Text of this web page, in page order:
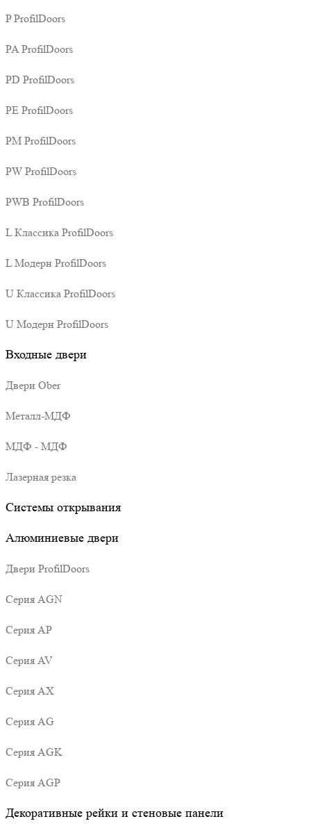
P ProfilDoors
PA ProfilDoors
PD ProfilDoors
PE ProfilDoors
PM ProfilDoors
PW ProfilDoors
PWB ProfilDoors
L Классика ProfilDoors
L Модерн ProfilDoors
U Классика ProfilDoors
U Модерн ProfilDoors
Входные двери
Двери Ober
Металл-МДФ
МДФ - МДФ
Лазерная резка
Системы открывания
Алюминиевые двери
Двери ProfilDoors
Серия AGN
Серия AP
Серия AV
Серия AX
Серия AG
Серия AGK
Серия AGP
Декоративные рейки и стеновые панели